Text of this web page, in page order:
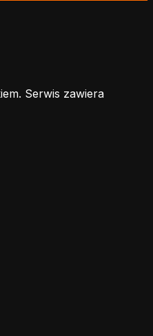
Serwis zawiera